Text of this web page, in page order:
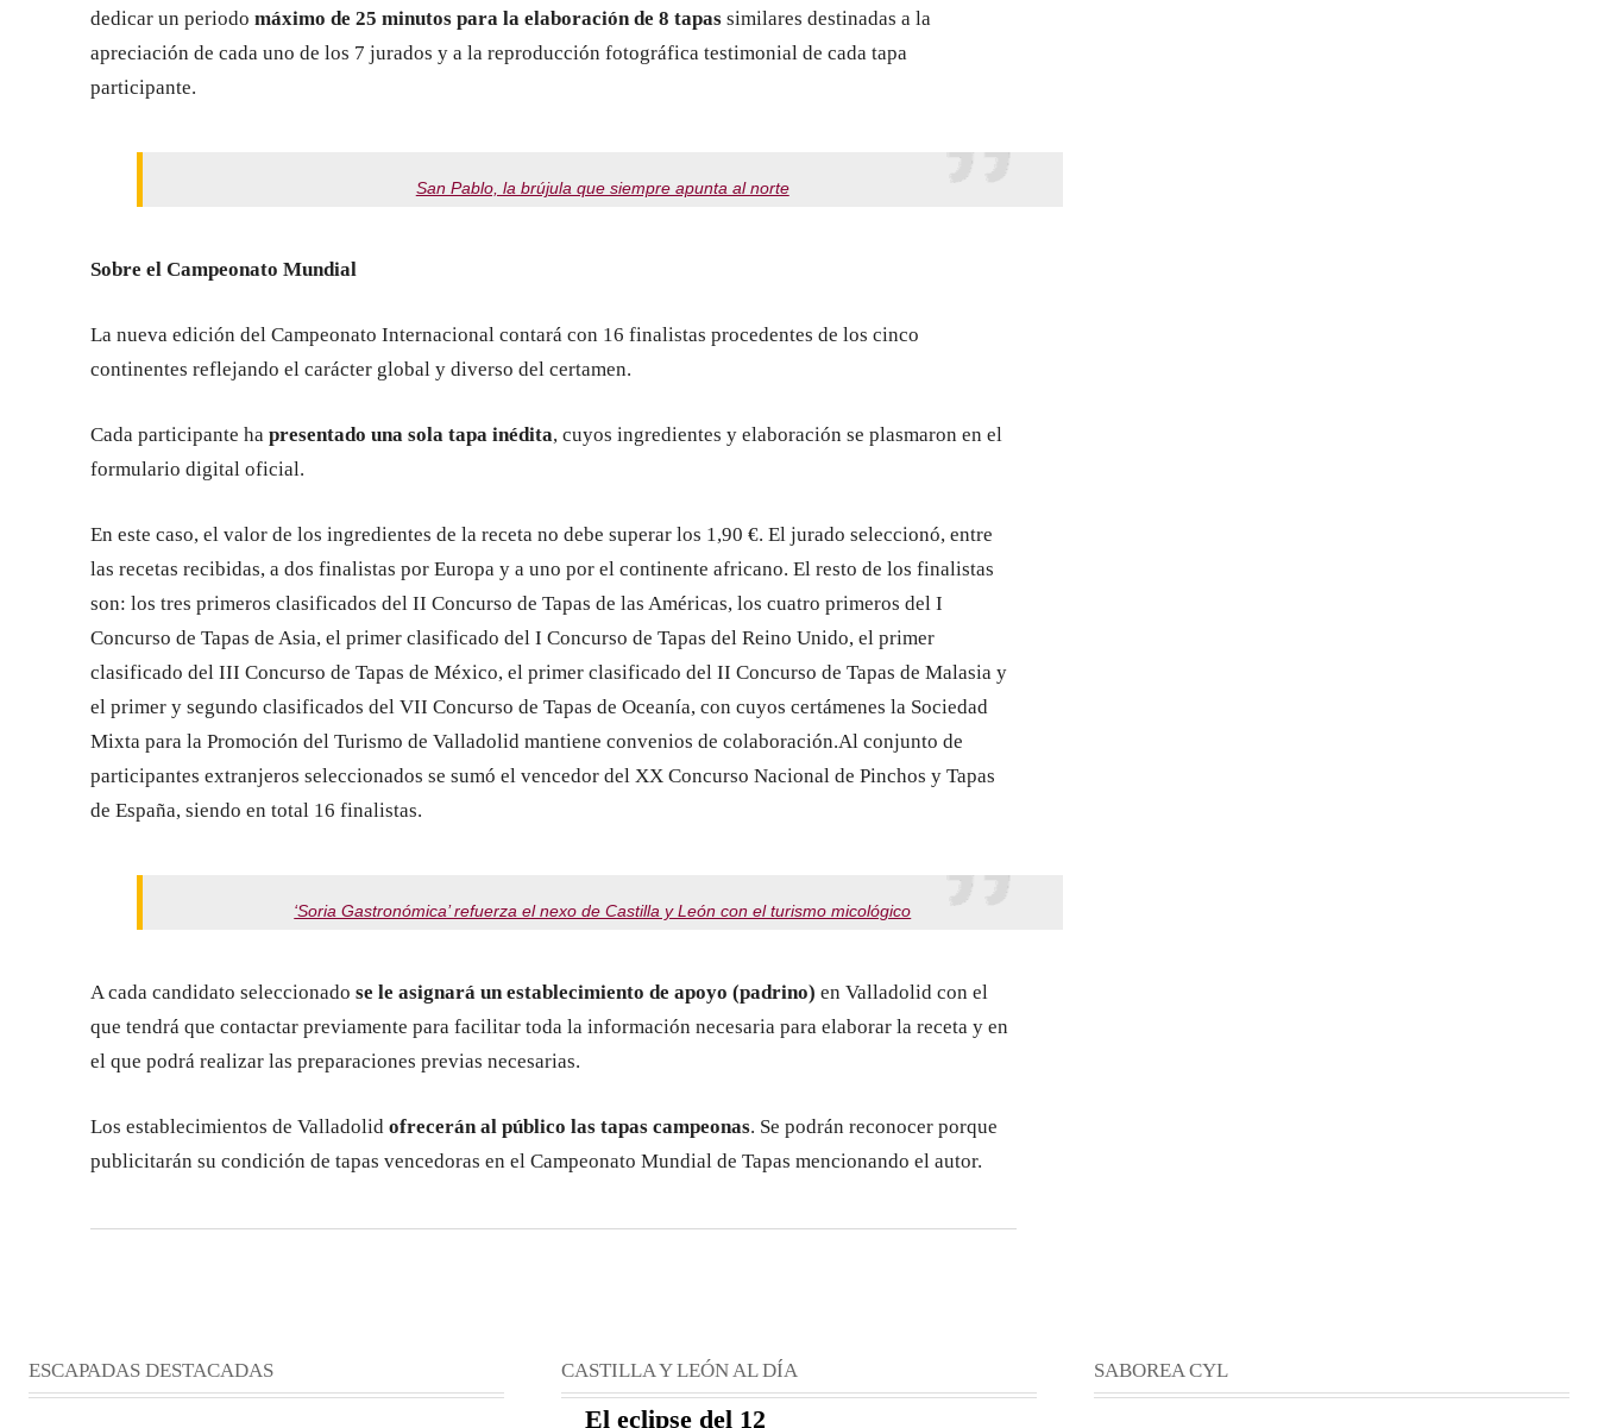
dedicar un periodo máximo de 25 minutos para la elaboración de 8 tapas similares destinadas a la
apreciación de cada uno de los 7 jurados y a la reproducción fotográfica testimonial de cada tapa
participante.
San Pablo, la brújula que siempre apunta al norte
Sobre el Campeonato Mundial
La nueva edición del Campeonato Internacional contará con 16 finalistas procedentes de los cinco
continentes reflejando el carácter global y diverso del certamen.
Cada participante ha presentado una sola tapa inédita, cuyos ingredientes y elaboración se plasmaron en el
formulario digital oficial.
En este caso, el valor de los ingredientes de la receta no debe superar los 1,90 €. El jurado seleccionó, entre
las recetas recibidas, a dos finalistas por Europa y a uno por el continente africano. El resto de los finalistas
son: los tres primeros clasificados del II Concurso de Tapas de las Américas, los cuatro primeros del I
Concurso de Tapas de Asia, el primer clasificado del I Concurso de Tapas del Reino Unido, el primer
clasificado del III Concurso de Tapas de México, el primer clasificado del II Concurso de Tapas de Malasia y
el primer y segundo clasificados del VII Concurso de Tapas de Oceanía, con cuyos certámenes la Sociedad
Mixta para la Promoción del Turismo de Valladolid mantiene convenios de colaboración.Al conjunto de
participantes extranjeros seleccionados se sumó el vencedor del XX Concurso Nacional de Pinchos y Tapas
de España, siendo en total 16 finalistas.
‘Soria Gastronómica’ refuerza el nexo de Castilla y León con el turismo micológico
A cada candidato seleccionado se le asignará un establecimiento de apoyo (padrino) en Valladolid con el
que tendrá que contactar previamente para facilitar toda la información necesaria para elaborar la receta y en
el que podrá realizar las preparaciones previas necesarias.
Los establecimientos de Valladolid ofrecerán al público las tapas campeonas. Se podrán reconocer porque
publicitarán su condición de tapas vencedoras en el Campeonato Mundial de Tapas mencionando el autor.
ESCAPADAS DESTACADAS CASTILLA Y LEÓN AL DÍA
El eclipse del 12
SABOREA CYL